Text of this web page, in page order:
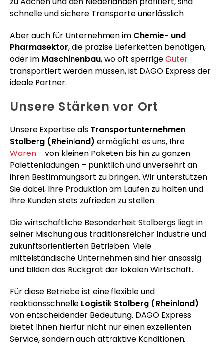
schnelle und sichere Transporte unerlässlich.
Aber auch für Unternehmen im Chemie- und
Pharmasektor, die präzise Lieferketten benötigen,
oder im Maschinenbau, wo oft sperrigeGüter
transportiert werden müssen, ist DAGO Express der
ideale Partner.
Unsere Stärken vor Ort
Unsere Expertise als Transportunternehmen
Stolberg (Rheinland) ermöglicht es uns, Ihre
Waren – von kleinen Paketen bis hin zu ganzen
Palettenladungen – pünktlich und unversehrt an
ihren Bestimmungsort zu bringen. Wir unterstützen
Sie dabei, Ihre Produktion am Laufen zu halten und
Ihre Kunden stets zufrieden zu stellen.
Die wirtschaftliche Besonderheit Stolbergs liegt in
seiner Mischung aus traditionsreicher Industrie und
zukunftsorientierten Betrieben. Viele
mittelständische Unternehmen sind hier ansässig
und bilden das Rückgrat der lokalen Wirtschaft.
Für diese Betriebe ist eine flexible und
reaktionsschnelle Logistik Stolberg (Rheinland)
von entscheidender Bedeutung. DAGO Express
bietet Ihnen hierfür nicht nur einen exzellenten
Service, sondern auch attraktive Konditionen.